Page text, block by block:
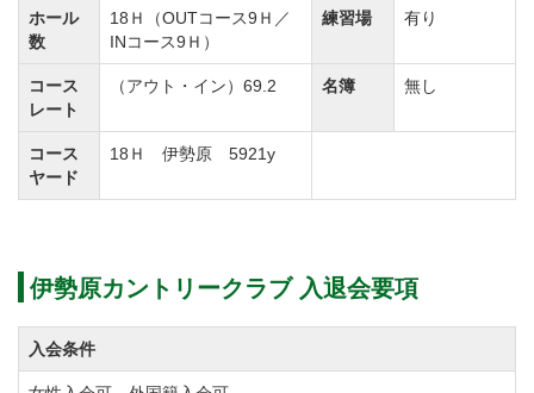
正会員【改定前】220,000円（税込）→【改定後】
275,000円（税込）
平日会員（土可）【改定前】110,000円（税込）→【改
定後】165,000円（税込）
週日会員（土不可）【改定前】55,000円（税込）
→【改定後】110,000円（税込）
年会費を下記のとおり改定します。
①実施：令和8年1月1日より
②年会費
正会員【改定前】39,600円（税込）→【改定後】
ホール
数
18Ｈ（OUTコース9Ｈ／
INコース9Ｈ）
練習場 有り
コース
レート
（アウト・イン）69.2 名簿 無し
コース
ヤード
18Ｈ 伊勢原 5921y
伊勢原カントリークラブ 入退会要項
入会条件